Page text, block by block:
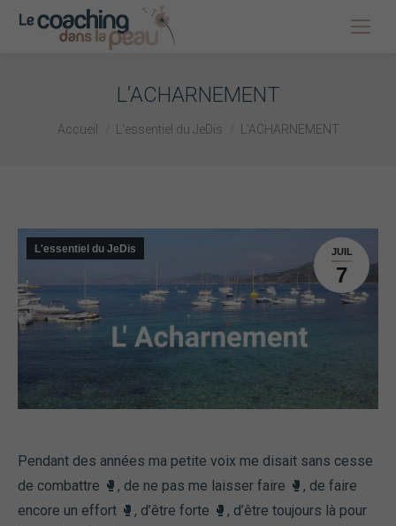
L’ACHARNEMENT
Vous êtes ici :
Accueil L'essentiel du JeDis L’ACHARNEMENT
JUIL
7
L'essentiel du JeDis
Pendant des années ma petite voix me disait sans cesse
de combattre 🥊, de ne pas me laisser faire 🥊, de faire
encore un effort 🥊, d’être forte 🥊, d’être toujours là pour